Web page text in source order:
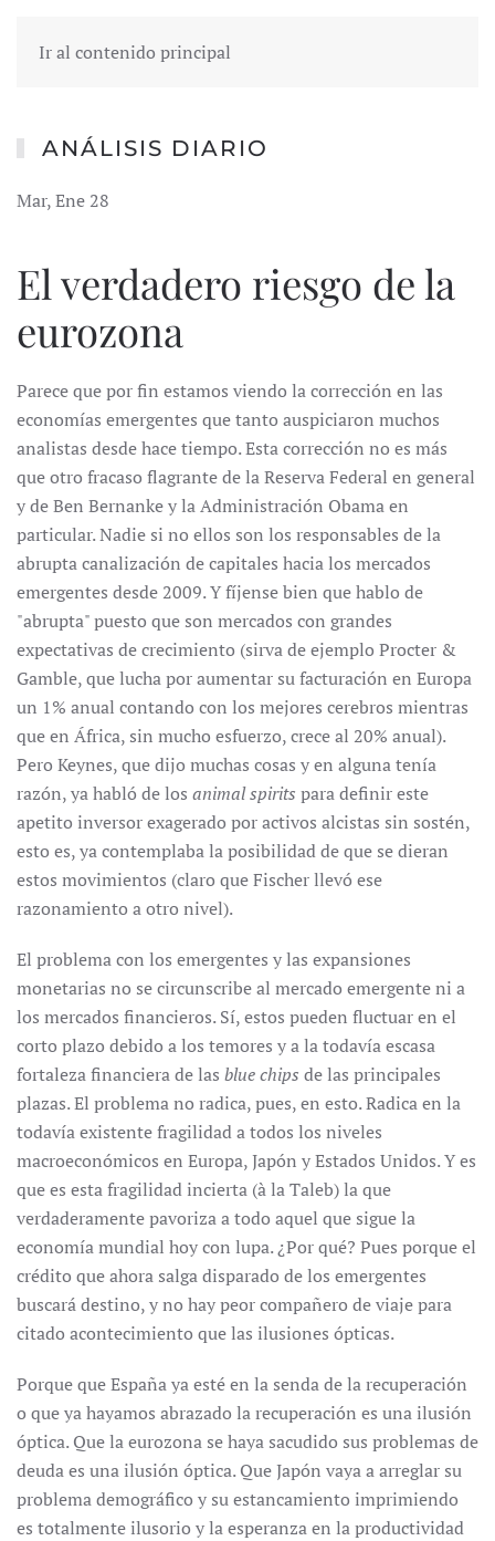
Ir al contenido principal
ANÁLISIS DIARIO
Mar, Ene 28
El verdadero riesgo de la
eurozona
Parece que por fin estamos viendo la corrección en las
economías emergentes que tanto auspiciaron muchos
analistas desde hace tiempo. Esta corrección no es más
que otro fracaso flagrante de la Reserva Federal en general
y de Ben Bernanke y la Administración Obama en
particular. Nadie si no ellos son los responsables de la
abrupta canalización de capitales hacia los mercados
emergentes desde 2009. Y fíjense bien que hablo de
"abrupta" puesto que son mercados con grandes
expectativas de crecimiento (sirva de ejemplo Procter &
Gamble, que lucha por aumentar su facturación en Europa
un 1% anual contando con los mejores cerebros mientras
que en África, sin mucho esfuerzo, crece al 20% anual).
Pero Keynes, que dijo muchas cosas y en alguna tenía
razón, ya habló de los animal spirits para definir este
apetito inversor exagerado por activos alcistas sin sostén,
esto es, ya contemplaba la posibilidad de que se dieran
estos movimientos (claro que Fischer llevó ese
razonamiento a otro nivel).
El problema con los emergentes y las expansiones
monetarias no se circunscribe al mercado emergente ni a
los mercados financieros. Sí, estos pueden fluctuar en el
corto plazo debido a los temores y a la todavía escasa
fortaleza financiera de las blue chips de las principales
plazas. El problema no radica, pues, en esto. Radica en la
todavía existente fragilidad a todos los niveles
macroeconómicos en Europa, Japón y Estados Unidos. Y es
que es esta fragilidad incierta (à la Taleb) la que
verdaderamente pavoriza a todo aquel que sigue la
economía mundial hoy con lupa. ¿Por qué? Pues porque el
crédito que ahora salga disparado de los emergentes
buscará destino, y no hay peor compañero de viaje para
citado acontecimiento que las ilusiones ópticas.
Porque que España ya esté en la senda de la recuperación
o que ya hayamos abrazado la recuperación es una ilusión
óptica. Que la eurozona se haya sacudido sus problemas de
deuda es una ilusión óptica. Que Japón vaya a arreglar su
problema demográfico y su estancamiento imprimiendo
es totalmente ilusorio y la esperanza en la productividad